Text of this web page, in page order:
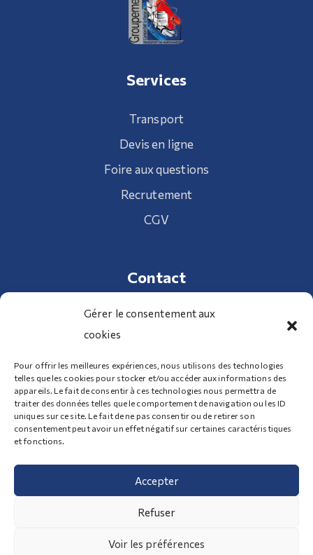
Gérer le consentement aux
cookies
Pour offrir les meilleures expériences, nous utilisons des technologies
telles que les cookies pour stocker et/ou accéder aux informations des
appareils. Le fait de consentir à ces technologies nous permettra de
traiter des données telles que le comportement de navigation ou les ID
uniques sur ce site. Le fait de ne pas consentir ou de retirer son
consentement peut avoir un effet négatif sur certaines caractéristiques
et fonctions.
Accepter
Refuser
Voir les préférences
Services
Transport
Devis en ligne
Foire aux questions
Recrutement
CGV
Contact
01 34 70 32 98
100 Route de Clermont 95340 Bernes-sur-Oise
Nous contacter
Propulsé par